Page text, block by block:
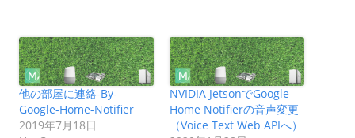
他の部屋に連絡-By-
Google-Home-Notifier
2019年7月18日
NVIDIA JetsonでGoogle
Home Notifierの音声変更
（Voice Text Web APIへ）